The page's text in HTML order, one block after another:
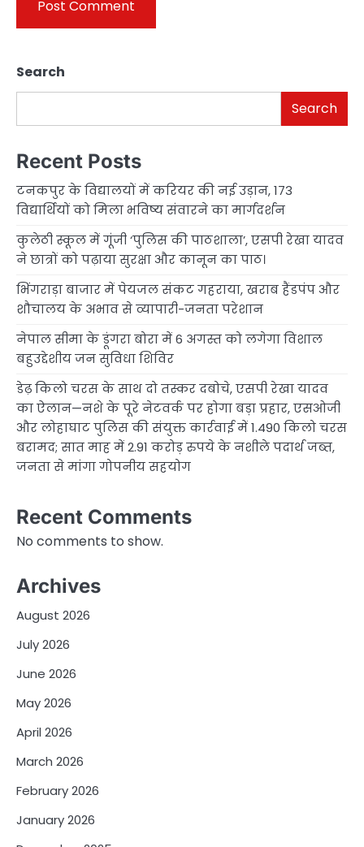
Search
Search
Recent Posts
टनकपुर के विद्यालयों में करियर की नई उड़ान, 173
विद्यार्थियों को मिला भविष्य संवारने का मार्गदर्शन
कुलेठी स्कूल में गूंजी ‘पुलिस की पाठशाला’, एसपी रेखा यादव
ने छात्रों को पढ़ाया सुरक्षा और कानून का पाठ।
भिंगराड़ा बाजार में पेयजल संकट गहराया, खराब हैंडपंप और
शौचालय के अभाव से व्यापारी-जनता परेशान
नेपाल सीमा के डूंगरा बोरा में 6 अगस्त को लगेगा विशाल
बहुउद्देशीय जन सुविधा शिविर
डेढ़ किलो चरस के साथ दो तस्कर दबोचे, एसपी रेखा यादव
का ऐलान—नशे के पूरे नेटवर्क पर होगा बड़ा प्रहार, एसओजी
और लोहाघाट पुलिस की संयुक्त कार्रवाई में 1.490 किलो चरस
बरामद; सात माह में 2.91 करोड़ रुपये के नशीले पदार्थ जब्त,
जनता से मांगा गोपनीय सहयोग
Recent Comments
No comments to show.
Archives
August 2026
July 2026
June 2026
May 2026
April 2026
March 2026
February 2026
January 2026